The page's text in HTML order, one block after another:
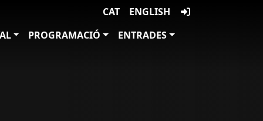
CAT
ENGLISH
PROGRAMACIÓ ENTRADES